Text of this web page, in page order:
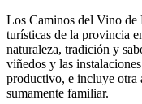
Los Caminos del Vino de
turísticas de la provincia
naturaleza, tradición y
viñedos y las
productivo, e incluye otra
sumamente familiar.